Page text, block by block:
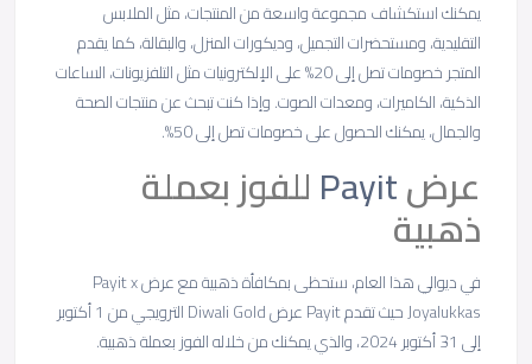
يمكنك استكشاف مجموعة واسعة من المنتجات، مثل الملابس
التقليدية، ومستحضرات التجميل، وديكورات المنزل، والبقالة، كما يقدم
المتجر خصومات تصل إلى 20% على الإلكترونيات مثل التلفزيونات، الساعات
الذكية، الكاميرات، ومعدات الصوت. وإذا كنت تبحث عن منتجات الصحة
والجمال، يمكنك الحصول على خصومات تصل إلى 50%.
عرضPayitللفوز بعملة
ذهبية
في ديوالي هذا العام، ستحظى بمكافأة ذهبية مع عرض Payit x
Joyalukkas حيث تقدم Payit عرض Diwali Gold الترويجي من 1 أكتوبر
إلى 31 أكتوبر 2024، والذي يمكنك من خلاله الفوز بعملة ذهبية.